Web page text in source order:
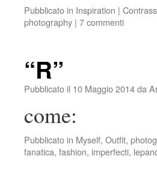
Pubblicato in Inspiration |
photography | 7 commenti
“R”
Pubblicato il 10 Maggio 2014da
come:
Pubblicato in Myself, Outfit,
fanatica, fashion, imperfecti,